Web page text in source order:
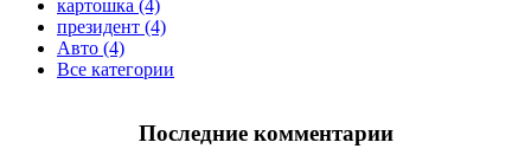
картошка (4)
президент (4)
Авто (4)
Все категории
Последние комментарии